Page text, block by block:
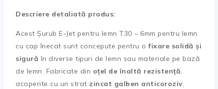
Descriere detaliată produs:
Acest Șurub E-Jet pentru lemn T30 – 6mm pentru lemn
cu cap înecat sunt concepute pentru ofixare solidă și
sigură în diverse tipuri de lemn sau materiale pe bază
de lemn. Fabricate din oțel de înaltă rezistență,
acoperite cu un strat zincat galben anticoroziv,